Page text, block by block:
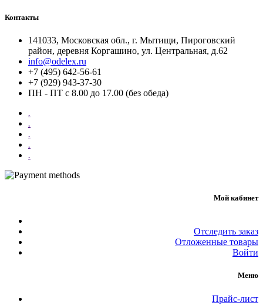
Контакты
141033, Московская обл., г. Мытищи, Пироговский
район, деревня Коргашино, ул. Центральная, д.62
info@odelex.ru
+7 (495) 642-56-61
+7 (929) 943-37-30
ПН - ПТ с 8.00 до 17.00 (без обеда)
.
.
.
.
.
Мой кабинет
Отследить заказ
Отложенные товары
Войти
Меню
Прайс-лист